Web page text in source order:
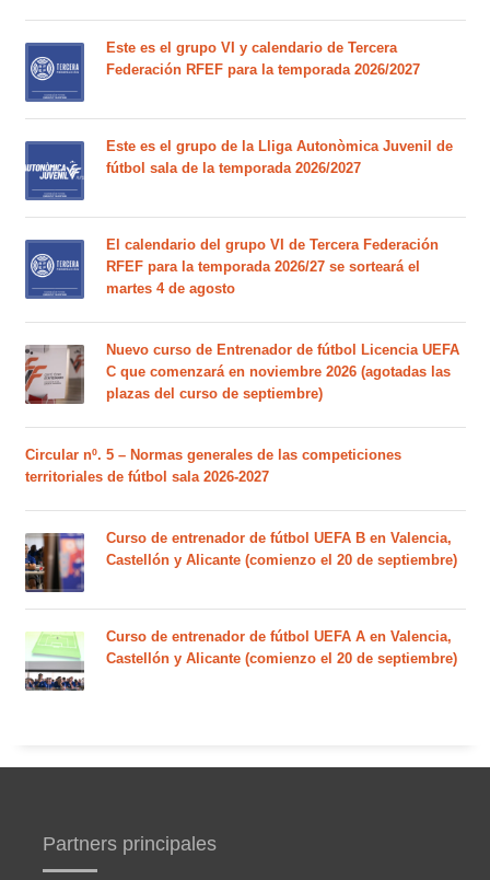
Este es el grupo VI y calendario de Tercera
Federación RFEF para la temporada 2026/2027
Este es el grupo de la Lliga Autonòmica Juvenil de
fútbol sala de la temporada 2026/2027
El calendario del grupo VI de Tercera Federación
RFEF para la temporada 2026/27 se sorteará el
martes 4 de agosto
Nuevo curso de Entrenador de fútbol Licencia UEFA
C que comenzará en noviembre 2026 (agotadas las
plazas del curso de septiembre)
Circular nº. 5 – Normas generales de las competiciones
territoriales de fútbol sala 2026-2027
Curso de entrenador de fútbol UEFA B en Valencia,
Castellón y Alicante (comienzo el 20 de septiembre)
Curso de entrenador de fútbol UEFA A en Valencia,
Castellón y Alicante (comienzo el 20 de septiembre)
Partners principales